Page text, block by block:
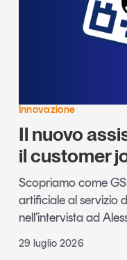
Leggi il magazine
Tendenze è il
modo indipendente il
consumo e
consumatori
GS1 Italy GS1
GS1 Italy
Innovazione
Il nuovo
il customer
Scopriamo come
artificiale al servizio
nell’intervista ad
29 luglio 2026